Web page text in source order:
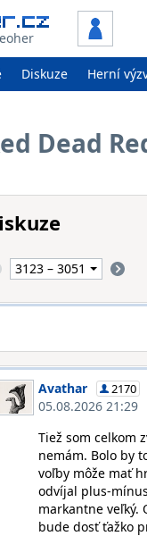
Diskuze Herní
Dead
Avathar 2170
05.08.2026 21:29
Tiež som celkom
nemám. Bolo by
voľby môže mať
odvíjal plus-
markantne veľký.
bude dosť ťažko